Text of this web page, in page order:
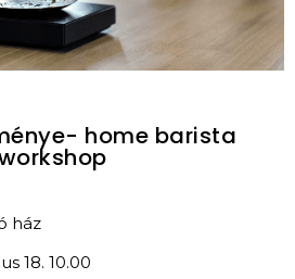
home barista
ház
18. 10.00